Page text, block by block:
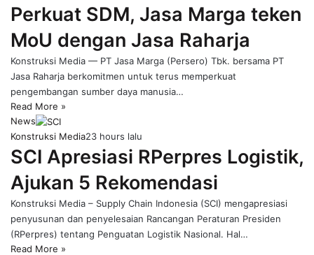
Perkuat SDM, Jasa Marga teken
MoU dengan Jasa Raharja
Konstruksi Media — PT Jasa Marga (Persero) Tbk. bersama PT
Jasa Raharja berkomitmen untuk terus memperkuat
pengembangan sumber daya manusia…
Read More »
News
Konstruksi Media23 hours lalu
SCI Apresiasi RPerpres Logistik,
Ajukan 5 Rekomendasi
Konstruksi Media – Supply Chain Indonesia (SCI) mengapresiasi
penyusunan dan penyelesaian Rancangan Peraturan Presiden
(RPerpres) tentang Penguatan Logistik Nasional. Hal…
Read More »